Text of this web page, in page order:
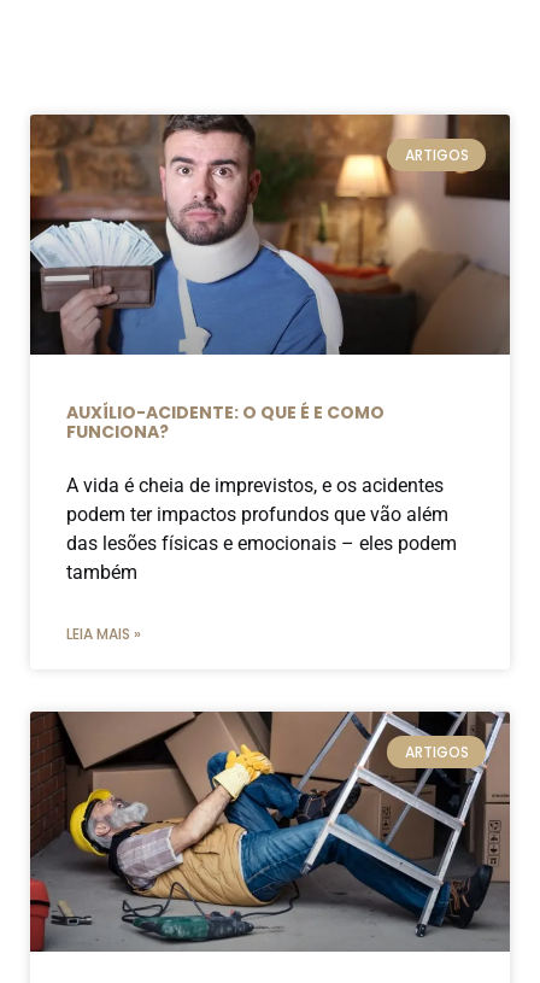
ARTIGOS
AUXÍLIO-ACIDENTE: O QUE É E COMO
FUNCIONA?
A vida é cheia de imprevistos, e os acidentes
podem ter impactos profundos que vão além
das lesões físicas e emocionais – eles podem
também
LEIA MAIS »
ARTIGOS